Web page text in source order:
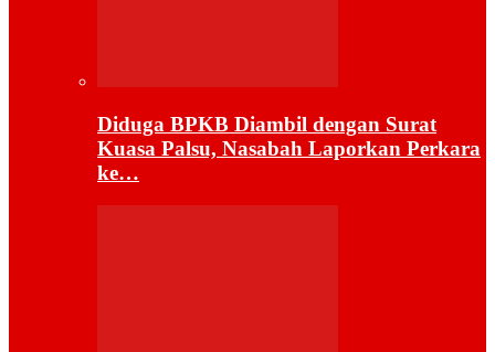
Diduga BPKB Diambil dengan Surat
Kuasa Palsu, Nasabah Laporkan Perkara
ke…